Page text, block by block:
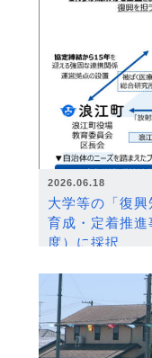
2026.06.18
大学等の「復
育成・定着推
度）に採択